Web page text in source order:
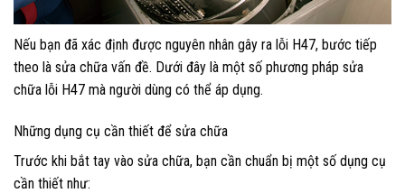
Nếu bạn đã xác định được nguyên nhân gây ra lỗi H47, bước tiếp
theo là sửa chữa vấn đề. Dưới đây là một số phương pháp sửa
chữa lỗi H47 mà người dùng có thể áp dụng.
Những dụng cụ cần thiết để sửa chữa
Trước khi bắt tay vào sửa chữa, bạn cần chuẩn bị một số dụng cụ
cần thiết như: